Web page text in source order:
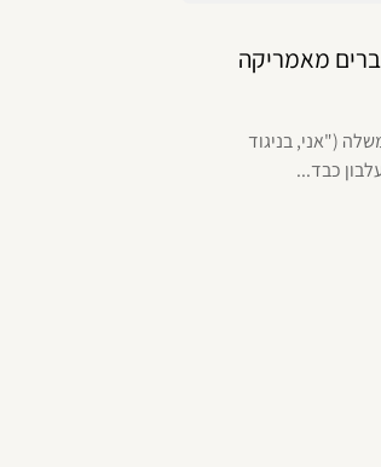
מאמריקה
("אני, בניגוד
כבד...